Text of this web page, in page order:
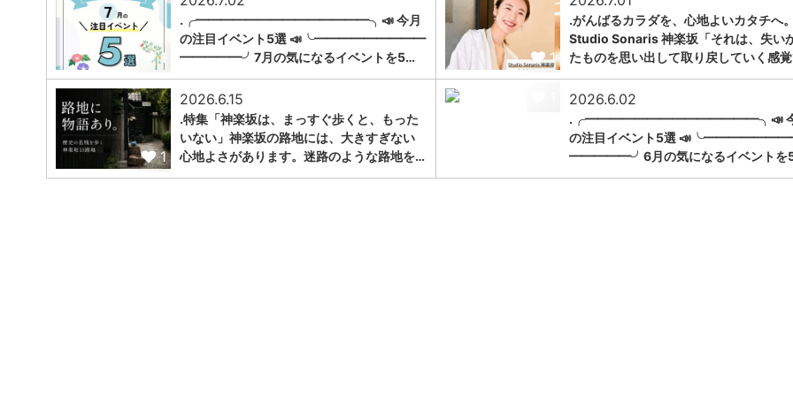
1
.╭━━━━━━━━━━━━━━╮📣 今月
の注目イベント5選 📣╰━━━━━━━━━
━━━━━╯7月の気になるイベントを5…
1
.がんばるカラダを、心地よいカタチへ。
Studio Sonaris 神楽坂「それは、失い
たものを思い出して取り戻していく感
1
2026.6.15
.特集「神楽坂は、まっすぐ歩くと、もった
いない」神楽坂の路地には、大きすぎない
心地よさがあります。迷路のような路地を…
2026.6.02
.╭━━━━━━━━━━━━━━╮📣 今
の注目イベント5選
━━━━━╯6月の気になるイベントを